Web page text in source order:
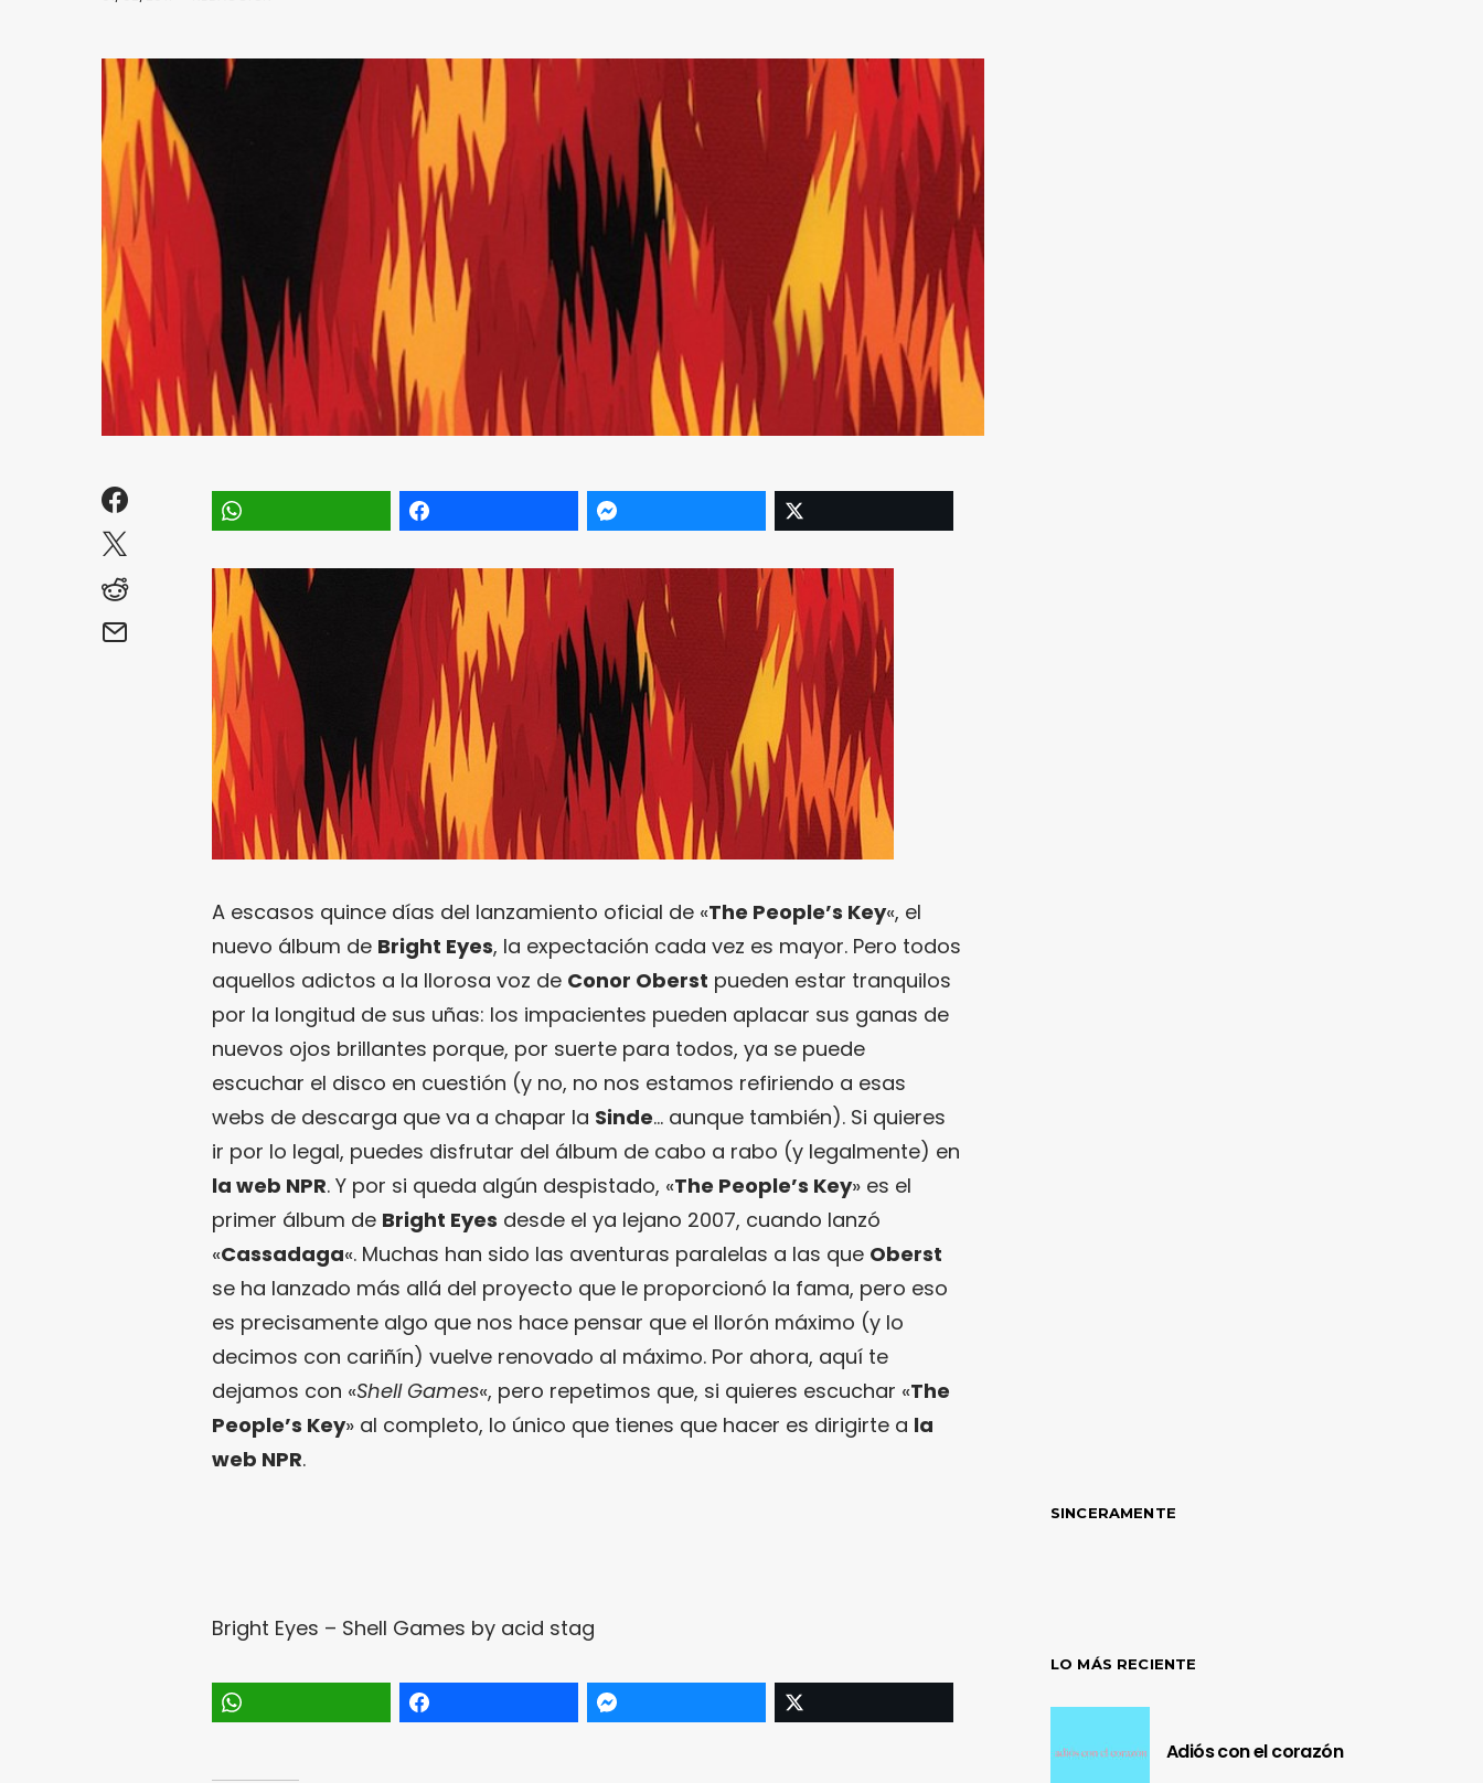
A escasos quince días del lanzamiento oficial de «The People’s Key«, el
nuevo álbum de Bright Eyes, la expectación cada vez es mayor. Pero todos
aquellos adictos a la llorosa voz de Conor Oberst pueden estar tranquilos
por la longitud de sus uñas: los impacientes pueden aplacar sus ganas de
nuevos ojos brillantes porque, por suerte para todos, ya se puede
escuchar el disco en cuestión (y no, no nos estamos refiriendo a esas
webs de descarga que va a chapar la Sinde… aunque también). Si quieres
ir por lo legal, puedes disfrutar del álbum de cabo a rabo (y legalmente) en
la web NPR. Y por si queda algún despistado, «The People’s Key» es el
primer álbum de Bright Eyes desde el ya lejano 2007, cuando lanzó
«Cassadaga«. Muchas han sido las aventuras paralelas a las que Oberst
se ha lanzado más allá del proyecto que le proporcionó la fama, pero eso
es precisamente algo que nos hace pensar que el llorón máximo (y lo
decimos con cariñín) vuelve renovado al máximo. Por ahora, aquí te
dejamos con «Shell Games«, pero repetimos que, si quieres escuchar «The
People’s Key» al completo, lo único que tienes que hacer es dirigirte a la
web NPR.
Bright Eyes – Shell Games by acid stag
SINCERAMENTE
LO MÁS RECIENTE
Adiós con el corazón